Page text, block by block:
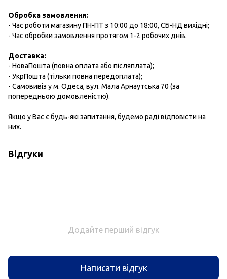
Обробка замовлення:
- Час роботи магазину ПН-ПТ з 10:00 до 18:00, СБ-НД вихідні;
- Час обробки замовлення протягом 1-2 робочих днів.
Доставка:
- НоваПошта (повна оплата або післяплата);
- УкрПошта (тільки повна передоплата);
- Самовивіз у м. Одеса, вул. Мала Арнаутська 70 (за
попередньою домовленістю).
Якщо у Вас є будь-які запитання, будемо раді відповісти на
них.
Відгуки
Додайте перший відгук
Написати відгук